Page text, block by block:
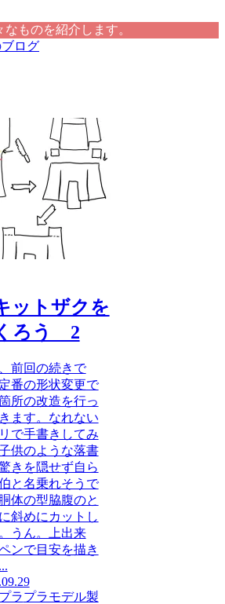
ものを紹介します。
ログ
ットザクを
ろう 2
前回の続きで
番の形状変更で
所の改造を行っ
ます。なれない
で手書きしてみ
供のような落書
きを隠せず自ら
と名乗れそうで
体の型脇腹のと
斜めにカットし
うん。上出来
ンで目安を描き
ラプラモデル製